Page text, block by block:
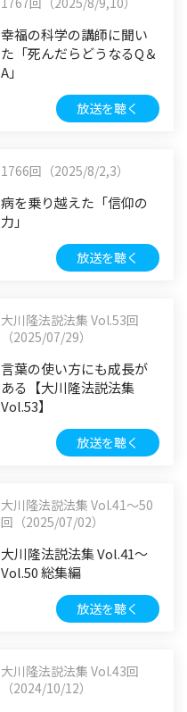
幸福の科学の講師に聞い
た「死んだらどうなるQ＆
A」
放送を聴く
1766回（2025/8/2,3）
病を乗り越えた「信仰の
力」
放送を聴く
大川隆法説法集 Vol.53回
（2025/07/29）
言葉の使い方にも成長が
ある【大川隆法説法集
Vol.53】
放送を聴く
大川隆法説法集 Vol.41〜50
回（2025/07/02）
大川隆法説法集 Vol.41〜
Vol.50 総集編
放送を聴く
大川隆法説法集 Vol.43回
（2024/10/12）